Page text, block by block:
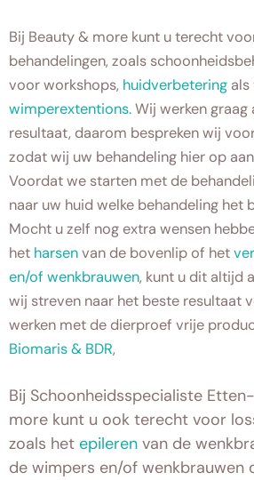
Bij Beauty & more kunt u terecht
behandelingen, zoals
voor workshops, huidverbetering
wimperextentions.Wij werken
resultaat, daarom bespreken wij
zodat wij uw behandeling hier op
Voordat we starten met de
naar uw huid welke behandeling het
Mocht u zelf nog extra wensen
het harsenvan de bovenlip of het
en/of wenkbrauwen, kunt u dit altijd
wij streven naar het beste resultaat
werken met de dierproef vrije
Biomaris & BDR,
Bij Schoonheidsspecialiste
more kunt u ook terecht voor
zoals het epileren van de
de wimpers en/of wenkbrauwen